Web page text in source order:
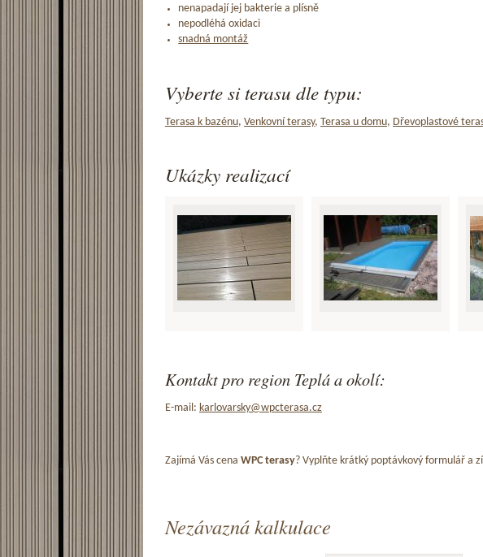
nenapadají jej bakterie a plísně
nepodléhá oxidaci
snadná montáž
Vyberte si terasu dle typu:
Terasa k bazénu, Venkovní terasy, Terasa u domu, Dřevoplastové
Ukázky realizací
Kontakt pro region Teplá a okolí:
E-mail: karlovarsky@wpcterasa.cz
Zajímá Vás cena WPC terasy? Vyplňte krátký poptávkový formulář a
Nezávazná kalkulace